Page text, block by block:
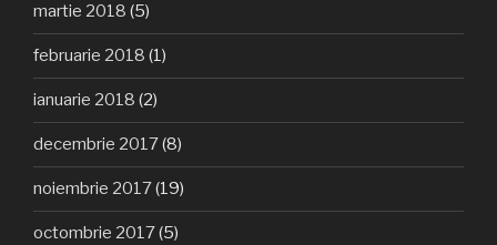
martie 2018 (5)
februarie 2018 (1)
ianuarie 2018 (2)
decembrie 2017(8)
noiembrie 2017(19)
octombrie 2017(5)